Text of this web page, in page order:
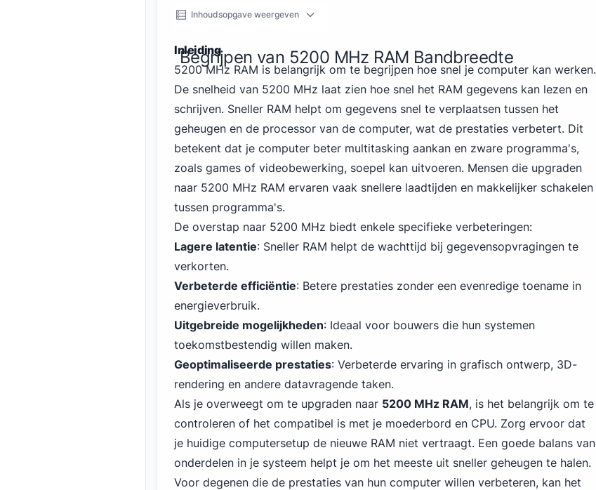
Inhoudsopgave weergeven
Inleiding
Begrijpen van 5200 MHz RAM Bandbreedte
5200 MHz RAM is belangrijk om te begrijpen hoe snel je computer kan werken.
De snelheid van 5200 MHz laat zien hoe snel het RAM gegevens kan lezen en
schrijven. Sneller RAM helpt om gegevens snel te verplaatsen tussen het
geheugen en de processor van de computer, wat de prestaties verbetert. Dit
betekent dat je computer beter multitasking aankan en zware programma's,
zoals games of videobewerking, soepel kan uitvoeren. Mensen die upgraden
naar 5200 MHz RAM ervaren vaak snellere laadtijden en makkelijker schakelen
tussen programma's.
De overstap naar 5200 MHz biedt enkele specifieke verbeteringen:
Lagere latentie: Sneller RAM helpt de wachttijd bij gegevensopvragingen te
verkorten.
Verbeterde efficiëntie: Betere prestaties zonder een evenredige toename in
energieverbruik.
Uitgebreide mogelijkheden: Ideaal voor bouwers die hun systemen
toekomstbestendig willen maken.
Geoptimaliseerde prestaties: Verbeterde ervaring in grafisch ontwerp, 3D-
rendering en andere datavragende taken.
Als je overweegt om te upgraden naar 5200 MHz RAM, is het belangrijk om te
controleren of het compatibel is met je moederbord en CPU. Zorg ervoor dat
je huidige computersetup de nieuwe RAM niet vertraagt. Een goede balans van
onderdelen in je systeem helpt je om het meeste uit sneller geheugen te halen.
Voor degenen die de prestaties van hun computer willen verbeteren, kan het